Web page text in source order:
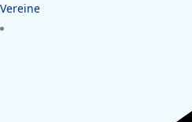
Vereine